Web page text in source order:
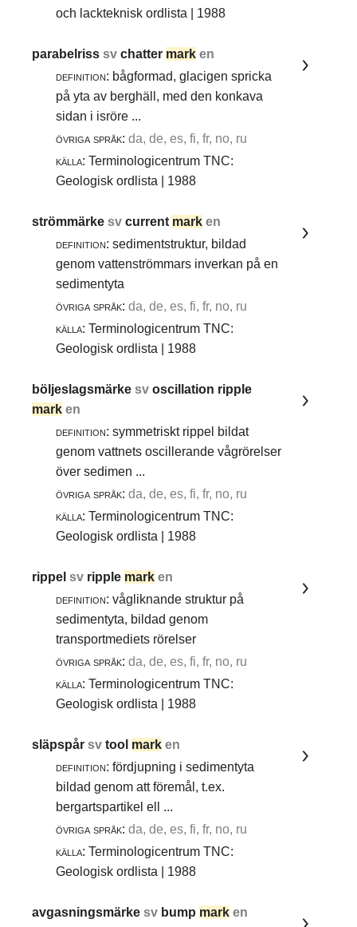
och lackteknisk ordlista | 1988
parabelrisssvchatter mark en
definition: bågformad, glacigen spricka
på yta av berghäll, med den konkava
sidan i isröre ...
övriga språk: da, de, es, fi, fr, no, ru
källa: Terminologicentrum TNC:
Geologisk ordlista | 1988
strömmärkesvcurrent mark en
definition: sedimentstruktur, bildad
genom vattenströmmars inverkan på en
sedimentyta
övriga språk: da, de, es, fi, fr, no, ru
källa: Terminologicentrum TNC:
Geologisk ordlista | 1988
böljeslagsmärkesvoscillation ripple
mark en
definition: symmetriskt rippel bildat
genom vattnets oscillerande vågrörelser
över sedimen ...
övriga språk: da, de, es, fi, fr, no, ru
källa: Terminologicentrum TNC:
Geologisk ordlista | 1988
rippelsv ripple mark en
definition: vågliknande struktur på
sedimentyta, bildad genom
transportmediets rörelser
övriga språk: da, de, es, fi, fr, no, ru
källa: Terminologicentrum TNC:
Geologisk ordlista | 1988
släpspårsvtool mark en
definition: fördjupning i sedimentyta
bildad genom att föremål, t.ex.
bergartspartikel ell ...
övriga språk: da, de, es, fi, fr, no, ru
källa: Terminologicentrum TNC:
Geologisk ordlista | 1988
avgasningsmärkesv bump mark en